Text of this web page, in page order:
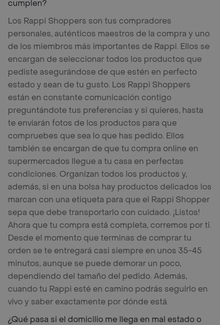
cumplen?
Los Rappi Shoppers son tus compradores
personales, auténticos maestros de la compra y uno
de los miembros más importantes de Rappi. Ellos se
encargan de seleccionar todos los productos que
pediste asegurándose de que estén en perfecto
estado y sean de tu gusto. Los Rappi Shoppers
están en constante comunicación contigo
preguntándote tus preferencias y si quieres, hasta
te enviarán fotos de los productos para que
compruebes que sea lo que has pedido. Ellos
también se encargan de que tu compra online en
supermercados llegue a tu casa en perfectas
condiciones. Organizan todos los productos y,
además, si en una bolsa hay productos delicados los
marcan con una etiqueta para que el Rappi Shopper
sepa que debe transportarlo con cuidado. ¡Listos!
Ahora que tu compra está completa, corremos por ti.
Desde el momento que terminas de comprar tu
orden se te entregará casi siempre en unos 35-45
minutos, aunque se puede demorar un poco,
dependiendo del tamaño del pedido. Además,
cuando tu Rappi esté en camino podrás seguirlo en
vivo y saber exactamente por dónde está.
¿Qué pasa si el domicilio me llega en mal estado o